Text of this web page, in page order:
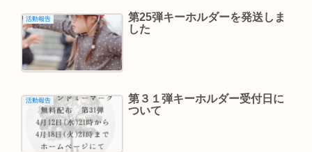
活動報告
第25弾キーホルダーを発送しま
した
活動報告
第３１弾キーホルダー受付日に
ついて